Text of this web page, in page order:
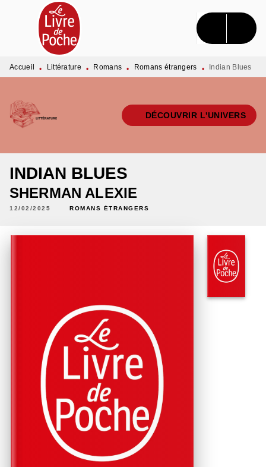
MENU RECHERCHE CONTENU
PIED DE PAGE
Accueil • Littérature • Romans • Romans étrangers • Indian Blues
DÉCOUVRIR L'UNIVERS
INDIAN BLUES
SHERMAN ALEXIE
12/02/2025 ROMANS ÉTRANGERS